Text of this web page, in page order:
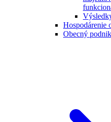
Hospodárenie
Obecný